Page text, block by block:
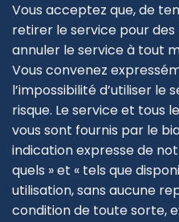
Vous acceptez que, de
retirer le service pour des
annuler le service à tout
Vous convenez
l’impossibilité d’utiliser le
risque. Le service et tous
vous sont fournis par le
indication expresse de
quels » et « tels que
utilisation, sans aucune
condition de toute sorte,